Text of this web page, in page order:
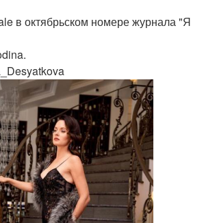
в октябрьском номере журнала "Я